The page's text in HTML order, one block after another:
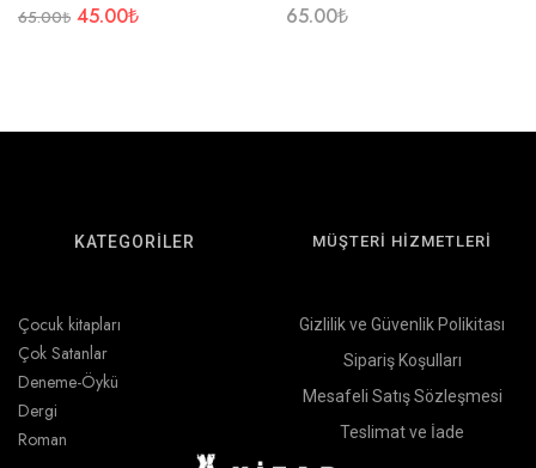
65.00₺ 45.00₺ 65.00₺
KATEGORİLER
Çocuk kitapları
Çok Satanlar
Deneme-Öykü
Dergi
Roman
MÜŞTERİ HİZMETLERİ
Gizlilik ve Güvenlik Polikitası
Sipariş Koşulları
Mesafeli Satış Sözleşmesi
Teslimat ve İade